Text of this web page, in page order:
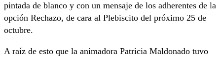
pintada de blanco y con un mensaje de los adherentes de la
opción Rechazo, de cara al Plebiscito del próximo 25 de
octubre.
A raíz de esto que la animadora Patricia Maldonado tuvo